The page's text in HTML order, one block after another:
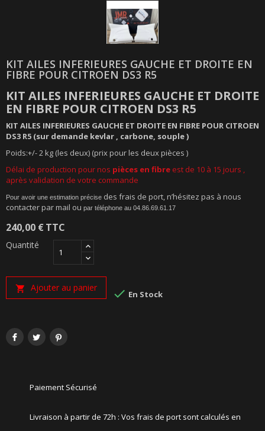
KIT AILES INFERIEURES GAUCHE ET DROITE EN
FIBRE POUR CITROEN DS3 R5
KIT AILES INFERIEURES GAUCHE ET DROITE
EN FIBRE POUR CITROEN DS3 R5
KIT AILES INFERIEURES GAUCHE ET DROITE EN FIBRE POUR CITROEN
DS3 R5 (sur demande kevlar , carbone, souple )
Poids:+/- 2 kg (les deux) (prix pour les deux pièces )
Délai de production pour nos pièces en fibre est de 10 à 15 jours ,
après validation de votre commande
Pour avoir une estimation précise des frais de port, n’hésitez pas à nous
contacter par mail ou par téléphone au 04.86.69.61.17
240,00 €TTC
Quantité
 Ajouter au panier  En Stock
Paiement Sécurisé
Livraison à partir de 72h : Vos frais de port sont calculés en